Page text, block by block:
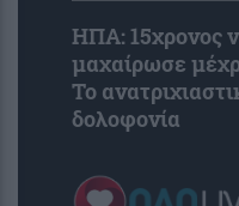
ΗΠΑ: 15χρονος
μαχαίρωσε
Το
δολοφονία